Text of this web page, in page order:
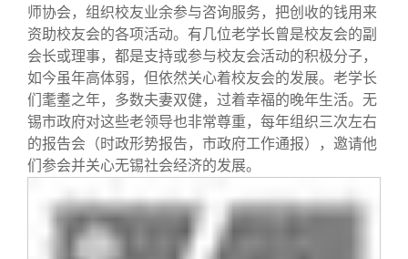
师协会，组织校友业余参与咨询服务，把创收的钱用来
资助校友会的各项活动。有几位老学长曾是校友会的副
会长或理事，都是支持或参与校友会活动的积极分子，
如今虽年高体弱，但依然关心着校友会的发展。老学长
们耄耋之年，多数夫妻双健，过着幸福的晚年生活。无
锡市政府对这些老领导也非常尊重，每年组织三次左右
的报告会（时政形势报告，市政府工作通报），邀请他
们参会并关心无锡社会经济的发展。